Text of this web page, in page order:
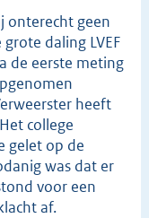
onterecht geen
daling LVEF
de eerste meting
heeft
college
gelet op de
was dat er
voor een
af.